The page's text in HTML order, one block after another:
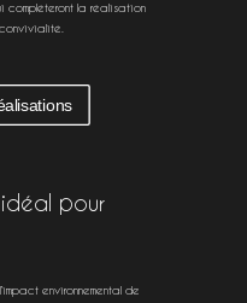
compléteront la réalisation
idéal pour
environnemental de